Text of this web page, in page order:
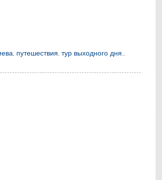
путешествия тур выходного дня.